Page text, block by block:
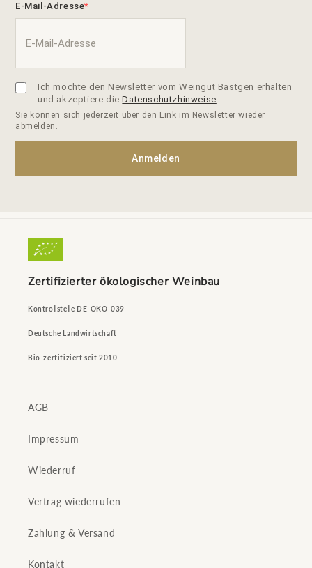
E-Mail-Adresse
Ich möchte den Newsletter vom Weingut Bastgen erhalten
und akzeptiere dieDatenschutzhinweise.
Sie können sich jederzeit über den Link im Newsletter wieder
abmelden.
Anmelden
Zertifizierter ökologischer Weinbau
Kontrollstelle DE-ÖKO-039
Deutsche Landwirtschaft
Bio-zertifiziert seit 2010
AGB
Impressum
Wiederruf
Vertrag wiederrufen
Zahlung & Versand
Kontakt